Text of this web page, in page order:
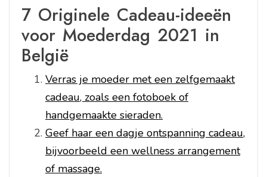
7 Originele Cadeau-ideeën
voor Moederdag 2021 in
België
Verras je moeder met een zelfgemaakt
cadeau, zoals een fotoboek of
handgemaakte sieraden.
Geef haar een dagje ontspanning cadeau,
bijvoorbeeld een wellness arrangement
of massage.